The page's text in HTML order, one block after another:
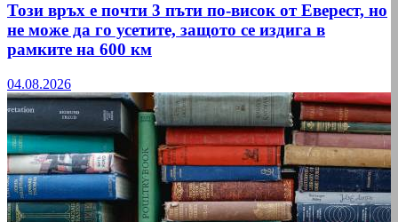
Този връх е почти 3 пъти по-висок от Еверест, но
не може да го усетите, защото се издига в
рамките на 600 км
04.08.2026